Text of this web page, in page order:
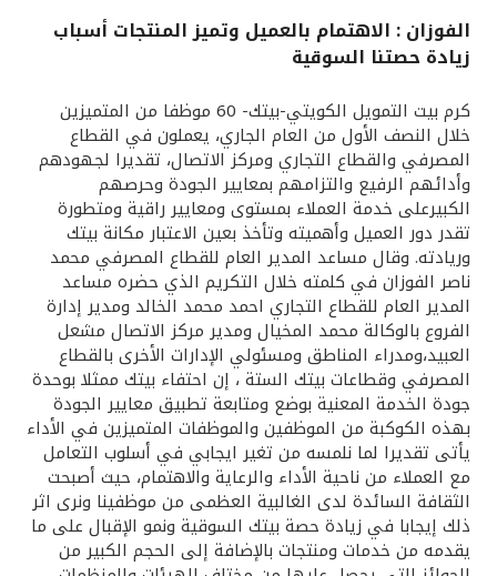
القنوات المصرفية
أدوات وخدمات
خدمات ما بعد البيع
اتصل بنا
مواقع الفروع وأجهزة الصرف الآلي
ألمانيا
ماليزيا
تركيا
مصر
الفوزان : الاهتمام بالعميل وتميز المنتجات أسباب
زيادة حصتنا السوقية
كرم بيت التمويل الكويتي-بيتك- 60 موظفا من المتميزين
خلال النصف الأول من العام الجاري، يعملون في القطاع
المصرفي والقطاع التجاري ومركز الاتصال، تقديرا لجهودهم
وأدائهم الرفيع والتزامهم بمعايير الجودة وحرصهم
الكبيرعلى خدمة العملاء بمستوى ومعايير راقية ومتطورة
تقدر دور العميل وأهميته وتأخذ بعين الاعتبار مكانة بيتك
وريادته. وقال مساعد المدير العام للقطاع المصرفي محمد
ناصر الفوزان في كلمته خلال التكريم الذي حضره مساعد
المدير العام للقطاع التجاري احمد محمد الخالد ومدير إدارة
الفروع بالوكالة محمد المخيال ومدير مركز الاتصال مشعل
العبيد،ومدراء المناطق ومسئولي الإدارات الأخرى بالقطاع
المصرفي وقطاعات بيتك الستة ، إن احتفاء بيتك ممثلا بوحدة
جودة الخدمة المعنية بوضع ومتابعة تطبيق معايير الجودة
بهذه الكوكبة من الموظفين والموظفات المتميزين في الأداء
يأتى تقديرا لما نلمسه من تغير ايجابي في أسلوب التعامل
مع العملاء من ناحية الأداء والرعاية والاهتمام، حيث أصبحت
الثقافة السائدة لدى الغالبية العظمى من موظفينا ونرى اثر
ذلك إيجابا في زيادة حصة بيتك السوقية ونمو الإقبال على ما
يقدمه من خدمات ومنتجات بالإضافة إلى الحجم الكبير من